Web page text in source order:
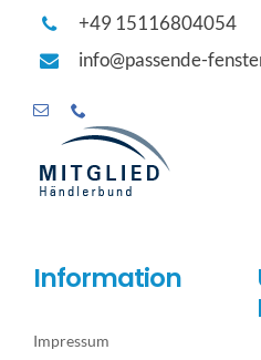
+49 15116804054
info@passende-
Information
Impressum